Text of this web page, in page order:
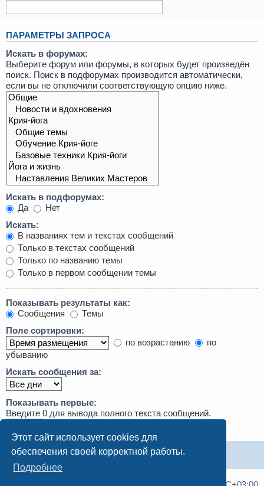
Этот сайт использует cookies для
обеспечения своей корректной работы.
Подробнее
ПАРАМЕТРЫ ЗАПРОСА
Искать в форумах:
Выберите форум или форумы, в которых будет произведён
поиск. Поиск в подфорумах производится автоматически,
если вы не отключили соответствующую опцию ниже.
Искать в подфорумах:
Да
Нет
Искать:
В названиях тем и текстах сообщений
Только в текстах сообщений
Только по названию темы
Только в первом сообщении темы
Показывать результаты как:
Сообщения
Темы
Поле сортировки:
по возрастанию
по
убыванию
Искать сообщения за:
Показывать первые:
Введите 0 для вывода полного текста сообщений.